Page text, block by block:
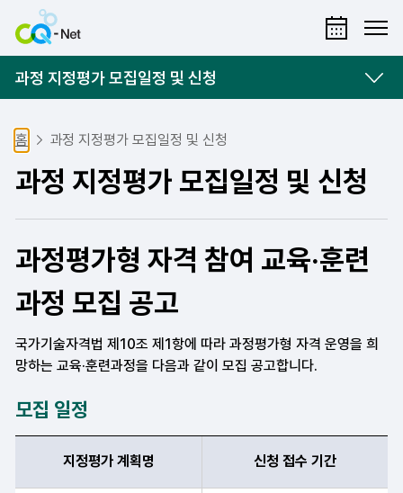
시험일정
과정 지정평가 모집일정 및 신청
홈 과정 지정평가 모집일정 및 신청
과정 지정평가 모집일정 및 신청
과정평가형 자격 참여 교육·훈련
과정 모집 공고
국가기술자격법 제10조 제1항에 따라 과정평가형 자격 운영을 희
망하는 교육·훈련과정을 다음과 같이 모집 공고합니다.
모집 일정
지정평가 계획명 신청 접수 기간